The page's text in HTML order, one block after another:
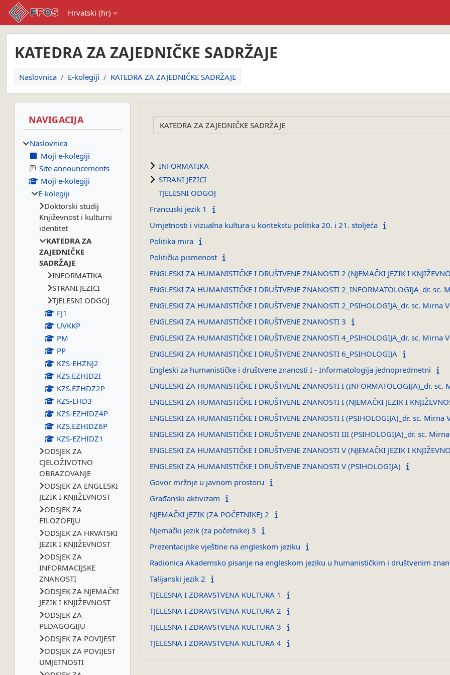
Preskoči na sadržaj
Hrvatski ‎(hr)‎
KATEDRA ZA ZAJEDNIČKE SADRŽAJE
Naslovnica E-kolegiji KATEDRA ZA ZAJEDNIČKE SADRŽAJE
Popis e-kolegija
INFORMATIKA
STRANI JEZICI
TJELESNI ODGOJ
Francuski jezik 1
Umjetnosti i vizualna kultura u kontekstu politika 20. i 21. stoljeća
Politika mira
Politička pismenost
ENGLESKI ZA HUMANISTIČKE I DRUŠTVENE ZNANOSTI 2 (NJEMAČKI JEZIK I
ENGLESKI ZA HUMANISTIČKE I DRUŠTVENE ZNANOSTI 2_INFORMATOLOGIJA_dr. sc.
ENGLESKI ZA HUMANISTIČKE I DRUŠTVENE ZNANOSTI 2_PSIHOLOGIJA_dr. sc. Mirna
ENGLESKI ZA HUMANISTIČKE I DRUŠTVENE ZNANOSTI 3
ENGLESKI ZA HUMANISTIČKE I DRUŠTVENE ZNANOSTI 4_PSIHOLOGIJA_dr. sc. Mirna
ENGLESKI ZA HUMANISTIČKE I DRUŠTVENE ZNANOSTI 6_PSIHOLOGIJA
Engleski za humanističke i društvene znanosti I - Informatologija jednopredmetni
ENGLESKI ZA HUMANISTIČKE I DRUŠTVENE ZNANOSTI I (INFORMATOLOGIJA)_dr.
ENGLESKI ZA HUMANISTIČKE I DRUŠTVENE ZNANOSTI I (NJEMAČKI JEZIK I
ENGLESKI ZA HUMANISTIČKE I DRUŠTVENE ZNANOSTI I (PSIHOLOGIJA)_dr. sc. Mirna
ENGLESKI ZA HUMANISTIČKE I DRUŠTVENE ZNANOSTI III (PSIHOLOGIJA)_dr. sc.
ENGLESKI ZA HUMANISTIČKE I DRUŠTVENE ZNANOSTI V (NJEMAČKI JEZIK I
ENGLESKI ZA HUMANISTIČKE I DRUŠTVENE ZNANOSTI V (PSIHOLOGIJA)
Govor mržnje u javnom prostoru
Građanski aktivizam
NJEMAČKI JEZIK (ZA POČETNIKE) 2
Njemački jezik (za početnike) 3
Prezentacijske vještine na engleskom jeziku
Radionica Akademsko pisanje na engleskom jeziku u humanističkim i društvenim
Talijanski jezik 2
TJELESNA I ZDRAVSTVENA KULTURA 1
TJELESNA I ZDRAVSTVENA KULTURA 2
TJELESNA I ZDRAVSTVENA KULTURA 3
TJELESNA I ZDRAVSTVENA KULTURA 4
NAVIGACIJA
Naslovnica
Moji e-kolegiji
Site announcements
Moji e-kolegiji
E-kolegiji
Doktorski studij
Književnost i kulturni
identitet
KATEDRA ZA
ZAJEDNIČKE
SADRŽAJE
INFORMATIKA
STRANI JEZICI
TJELESNI ODGOJ
FJ1
UVKKP
PM
PP
KZS-EHZNJ2
KZS.EZHID2I
KZS.EZHDZ2P
KZS-EHD3
KZS-EZHIDZ4P
KZS.EZHIDZ6P
KZS-EZHIDZ1
ODSJEK ZA
CJELOŽIVOTNO
OBRAZOVANJE
ODSJEK ZA ENGLESKI
JEZIK I KNJIŽEVNOST
ODSJEK ZA
FILOZOFIJU
ODSJEK ZA HRVATSKI
JEZIK I KNJIŽEVNOST
ODSJEK ZA
INFORMACIJSKE
ZNANOSTI
ODSJEK ZA NJEMAČKI
JEZIK I KNJIŽEVNOST
ODSJEK ZA
PEDAGOGIJU
ODSJEK ZA POVIJEST
ODSJEK ZA POVIJEST
UMJETNOSTI